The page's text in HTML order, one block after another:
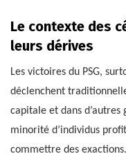
Le contexte des
leurs dérives
Les victoires du PSG,
déclenchent
capitale et dans
minorité d’individus
commettre des